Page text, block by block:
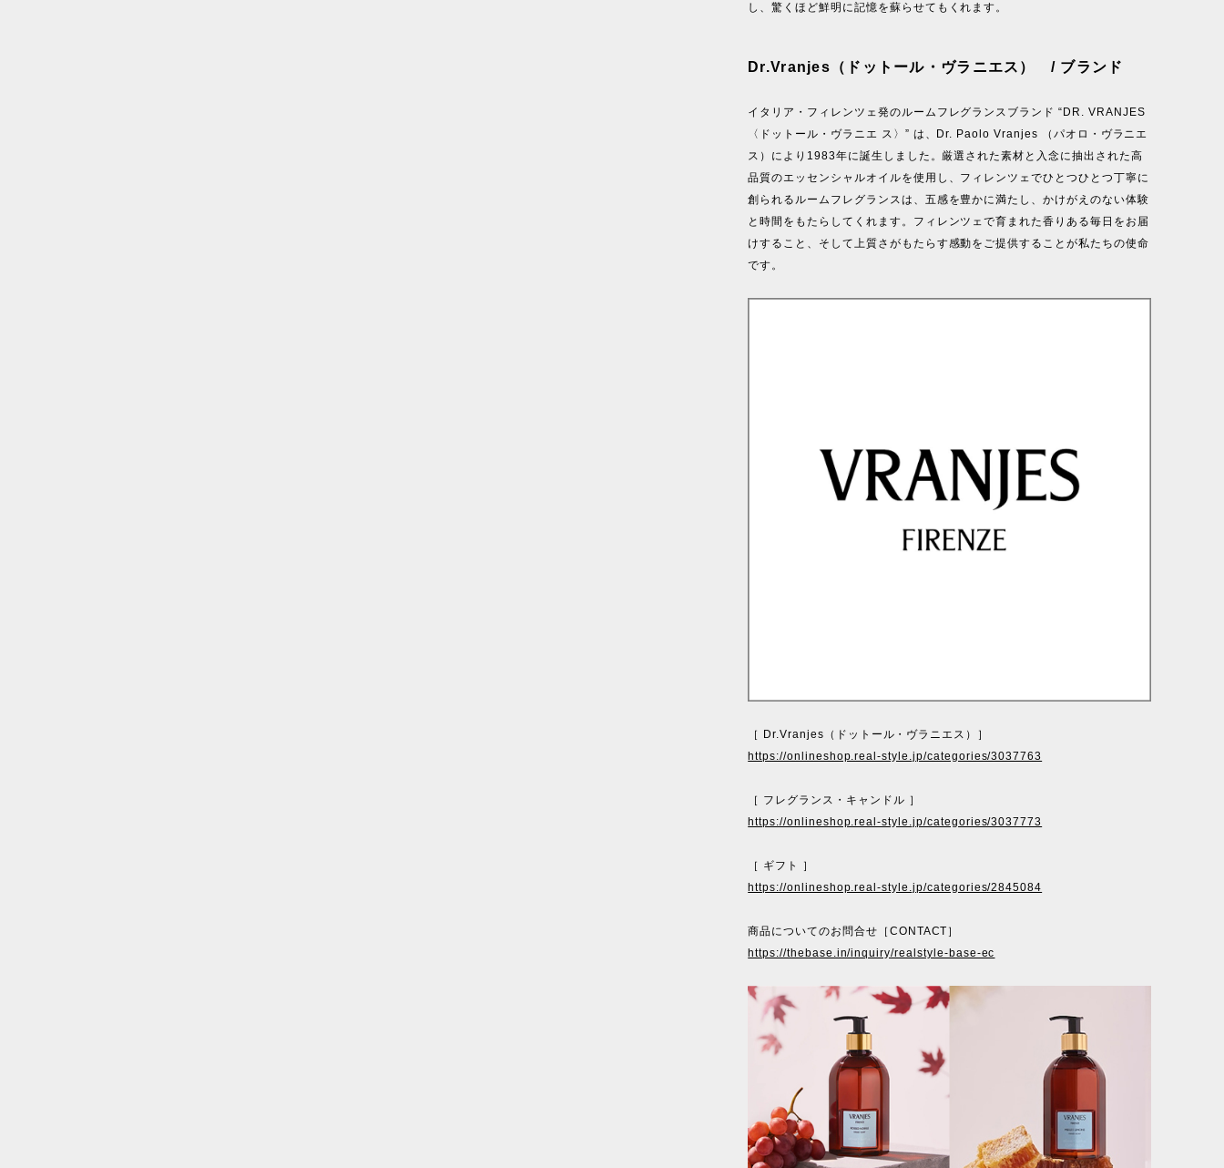
し、驚くほど鮮明に記憶を蘇らせてもくれます。
Dr.Vranjes（ドットール・ヴラニエス） / ブランド
イタリア・フィレンツェ発のルームフレグランスブランド “DR. VRANJES
〈ドットール・ヴラニエ ス〉” は、Dr. Paolo Vranjes （パオロ・ヴラニエ
ス）により1983年に誕生しました。厳選された素材と入念に抽出された高
品質のエッセンシャルオイルを使用し、フィレンツェでひとつひとつ丁寧に
創られるルームフレグランスは、五感を豊かに満たし、かけがえのない体験
と時間をもたらしてくれます。フィレンツェで育まれた香りある毎日をお届
けすること、そして上質さがもたらす感動をご提供することが私たちの使命
です。
［ Dr.Vranjes（ドットール・ヴラニエス）］
https://onlineshop.real-style.jp/categories/3037763
［ フレグランス・キャンドル ］
https://onlineshop.real-style.jp/categories/3037773
［ ギフト ］
https://onlineshop.real-style.jp/categories/2845084
商品についてのお問合せ［CONTACT］
https://thebase.in/inquiry/realstyle-base-ec